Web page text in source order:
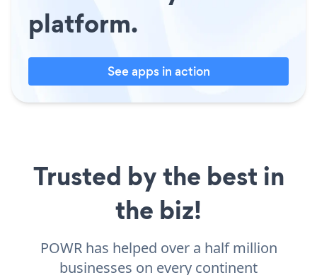
platform.
See apps in action
Trusted by the best in
the biz!
POWR has helped over a half million
businesses on every continent